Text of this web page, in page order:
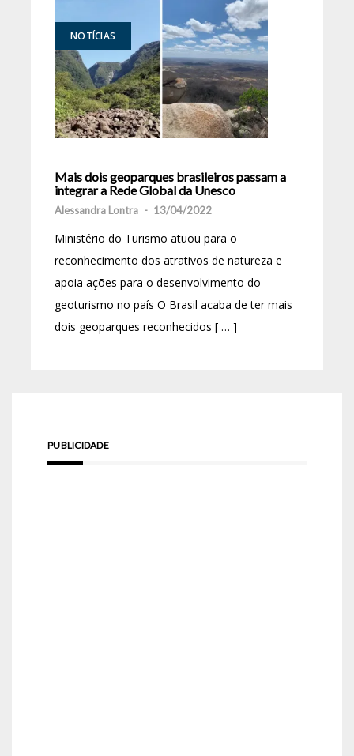
NOTÍCIAS
Mais dois geoparques brasileiros passam a
integrar a Rede Global da Unesco
Alessandra Lontra - 13/04/2022
Ministério do Turismo atuou para o
reconhecimento dos atrativos de natureza e
apoia ações para o desenvolvimento do
geoturismo no país O Brasil acaba de ter mais
dois geoparques reconhecidos [ … ]
PUBLICIDADE